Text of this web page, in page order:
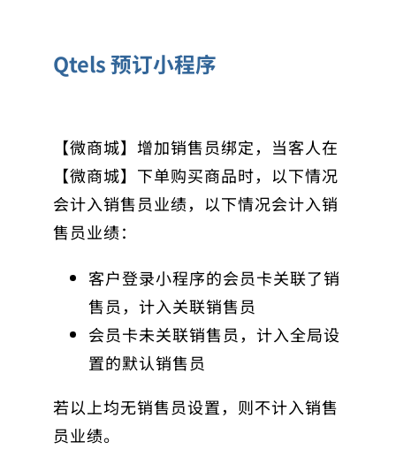
Qtels 预订小程序
【微商城】增加销售员绑定，当客人在
【微商城】下单购买商品时，以下情况
会计入销售员业绩，以下情况会计入销
售员业绩：
客户登录小程序的会员卡关联了销
售员，计入关联销售员
会员卡未关联销售员，计入全局设
置的默认销售员
若以上均无销售员设置，则不计入销售
员业绩。